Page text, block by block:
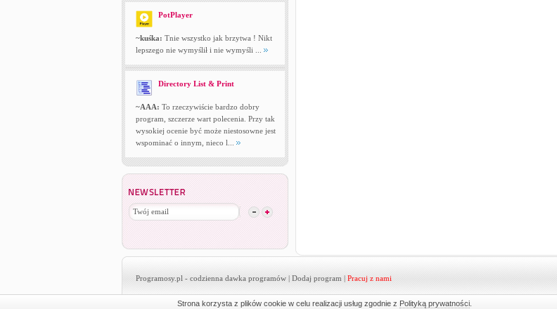
PotPlayer
~kuśka: Tnie wszystko jak brzytwa ! Nikt
lepszego nie wymyślił i nie wymyśli ...
Directory List & Print
~AAA: To rzeczywiście bardzo dobry
program, szczerze wart polecenia. Przy tak
wysokiej ocenie być może niestosowne jest
wspominać o innym, nieco l...
Programosy.pl - codzienna dawka programów | Dodaj program | Pracuj z nami
Strona korzysta z plików cookie w celu realizacji usług zgodnie z Polityką prywatności